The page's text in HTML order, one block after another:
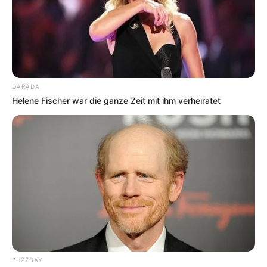
reizvoller Strecke zu mehreren Ausflugszielen.
Informationen unterwww.waldbahn-gotha.de
Gedenkstätte "Goldener Löwe" in Eisenach -
Ausstellungen zur Geschichte der deutschen
sozialdemokratischen Arbeiterbewegung. Im
"Goldenen Löwen" fand 1869 der
Gründungskongress der Sozialdemokratischen
Arbeiterpartei statt. Informationen unterwww.august-
bebel-gesellschaft.de.
Museum automobile welt eisenach - Ausstellung zur
Geschichte des Eisenacher Automobilbaus seit
1898. Gezeigt werden in den ehemaligen,
denkmalgeschützten Werkshallen des Eisenacher
Automobilwerks (AWE) Originale der legendären
Eisenacher Dixis, BMWs und Wartburgs aber auch
Karosserie-Studien, Prototypen und
Konstruktionspläne. Informationen unterwww.awe-s
DARADA
Helene Fischer war die ganze Zeit mit ihm verheiratet
BUZZDAY